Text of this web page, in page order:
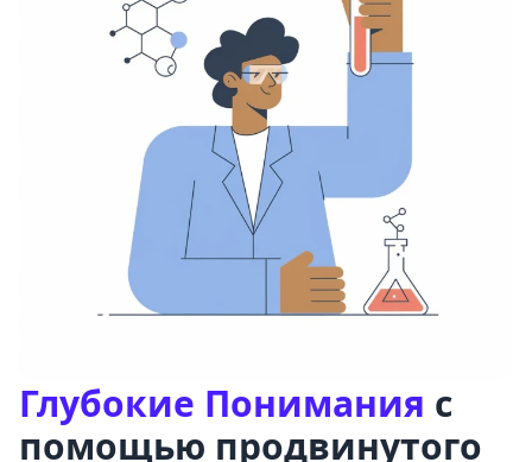
Глубокие Понимания с
помощью продвинутого